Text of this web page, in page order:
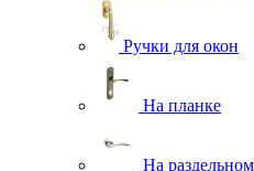
Ручки для окон
На планке
На